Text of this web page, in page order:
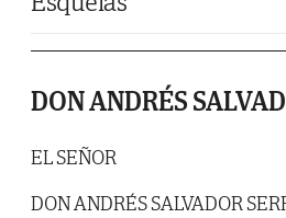
DON ANDRÉS
EL SEÑOR
DON ANDRÉS SALVADOR